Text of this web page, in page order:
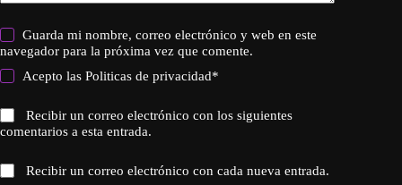
Guarda mi nombre, correo electrónico y web en este
navegador para la próxima vez que comente.
Acepto lasPoliticas de privacidad*
Recibir un correo electrónico con los siguientes
comentarios a esta entrada.
Recibir un correo electrónico con cada nueva entrada.